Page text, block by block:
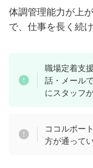
体調管理能力が上
で、仕事を長く続
職場定着支
話・メール
にスタッフ
ココルポー
方が通ってい